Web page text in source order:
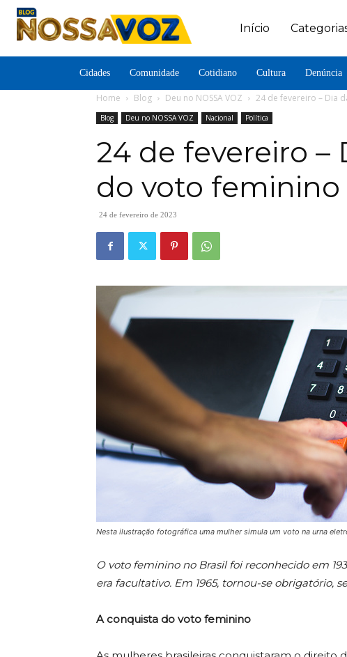
Início
Cidades Comunidade Cotidiano Cultura Denúncia
Home Blog Deu no NOSSA VOZ 24 de fevereiro – Dia
Blog Deu no NOSSA VOZ Nacional Política
24 de fevereiro –
do voto feminino
24 de fevereiro de 2023
Nesta ilustração fotográfica uma mulher simula um voto na urna
O voto feminino no Brasil foi reconhecido em
era facultativo. Em 1965, tornou-se obrigatório,
A conquista do voto feminino